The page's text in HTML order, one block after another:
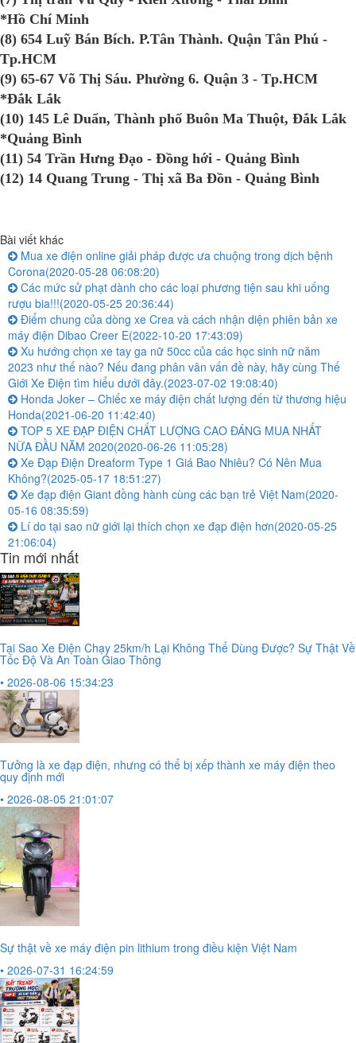
*Hồ Chí Minh
(8) 654 Luỹ Bán Bích. P.Tân Thành. Quận Tân Phú -
Tp.HCM
(9) 65-67 Võ Thị Sáu. Phường 6. Quận 3 - Tp.HCM
*Đắk Lắk
(10) 145 Lê Duẩn, Thành phố Buôn Ma Thuột, Đắk Lắk
*Quảng Bình
(11) 54 Trần Hưng Đạo - Đồng hới - Quảng Bình
(12) 14 Quang Trung - Thị xã Ba Đồn - Quảng Bình
Bài viết khác
Mua xe điện online giải pháp được ưa chuộng trong dịch bệnh
Corona(2020-05-28 06:08:20)
Các mức sử phạt dành cho các loại phương tiện sau khi uống
rượu bia!!!(2020-05-25 20:36:44)
Điểm chung của dòng xe Crea và cách nhận diện phiên bản xe
máy điện Dibao Creer E(2022-10-20 17:43:09)
Xu hướng chọn xe tay ga nữ 50cc của các học sinh nữ năm
2023 như thế nào? Nếu đang phân vân vấn đề này, hãy cùng Thế
Giới Xe Điện tìm hiểu dưới đây.(2023-07-02 19:08:40)
Honda Joker – Chiếc xe máy điện chất lượng đến từ thương hiệu
Honda(2021-06-20 11:42:40)
TOP 5 XE ĐẠP ĐIỆN CHẤT LƯỢNG CAO ĐÁNG MUA NHẤT
NỮA ĐẦU NĂM 2020(2020-06-26 11:05:28)
Xe Đạp Điện Dreaform Type 1 Giá Bao Nhiêu? Có Nên Mua
Không?(2025-05-17 18:51:27)
Xe đạp điện Giant đồng hành cùng các bạn trẻ Việt Nam(2020-
05-16 08:35:59)
Lí do tại sao nữ giới lại thích chọn xe đạp điện hơn(2020-05-25
21:06:04)
Tin mới nhất
Tại Sao Xe Điện Chạy 25km/h Lại Không Thể Dùng Được? Sự Thật Về
Tốc Độ Và An Toàn Giao Thông
• 2026-08-06 15:34:23
Tưởng là xe đạp điện, nhưng có thể bị xếp thành xe máy điện theo
quy định mới
• 2026-08-05 21:01:07
Sự thật về xe máy điện pin lithium trong điều kiện Việt Nam
• 2026-07-31 16:24:59